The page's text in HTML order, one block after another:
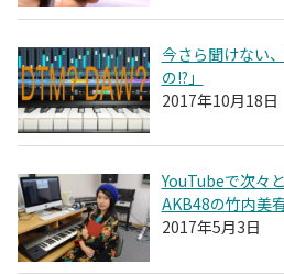
今さら聞けない
の!?」
2017年10月18日
YouTubeで次々
AKB48の竹内美
2017年5月3日